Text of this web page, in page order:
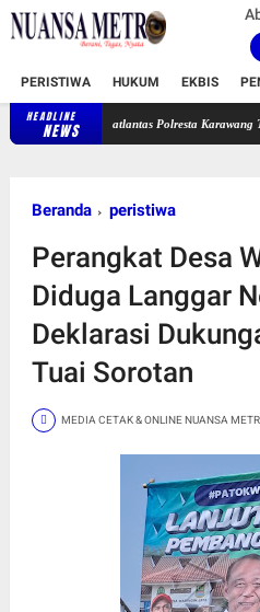
PERISTIWA HUKUM EKBIS
HEADLINE
NEWS
Satlantas Polresta Karawang Tegur
Beranda peristiwa
Perangkat Desa
Diduga Langgar
Deklarasi
Tuai Sorotan
MEDIA CETAK & ONLINE NUANSA